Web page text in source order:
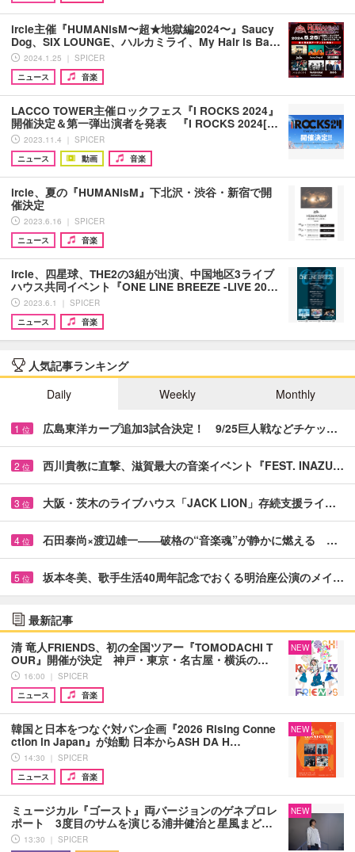
ircle主催『HUMANisM〜超★地獄編2024〜』Saucy
Dog、SIX LOUNGE、ハルカミライ、My Hair is Ba…
2024.1.25 ｜ SPICER
ニュース
音楽
LACCO TOWER主催ロックフェス『I ROCKS 2024』
開催決定＆第一弾出演者を発表 『I ROCKS 2024[…
2023.11.4 ｜ SPICER
ニュース
動画 音楽
ircle、夏の『HUMANisM』下北沢・渋谷・新宿で開
催決定
2023.6.16 ｜ SPICER
ニュース
音楽
ircle、四星球、THE2の3組が出演、中国地区3ライブ
ハウス共同イベント『ONE LINE BREEZE -LIVE 20…
2023.6.1 ｜ SPICER
ニュース
音楽
人気記事ランキング
Daily
Weekly Monthly
1 位 広島東洋カープ追加3試合決定！ 9/25巨人戦などチケッ…
2 位 西川貴教に直撃、滋賀最大の音楽イベント『FEST. INAZU…
3 位 大阪・茨木のライブハウス「JACK LION」存続支援ライ…
4 位 石田泰尚×渡辺雄一――破格の“音楽魂”が静かに燃える …
5 位 坂本冬美、歌手生活40周年記念でおくる明治座公演のメイ…
最新記事
清 竜人FRIENDS、初の全国ツアー『TOMODACHI T
OUR』開催が決定 神戸・東京・名古屋・横浜の…
16:00 ｜ SPICER
ニュース
音楽
NEW
韓国と日本をつなぐ対バン企画『2026 Rising Conne
ction in Japan』が始動 日本からASH DA H…
14:30 ｜ SPICER
ニュース
音楽
NEW
ミュージカル『ゴースト』両バージョンのゲネプロレ
ポート 3度目のサムを演じる浦井健治と星風まど…
13:30 ｜ SPICER
NEW